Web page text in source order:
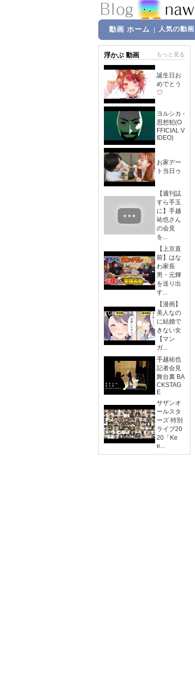
動画 ホーム 人気の動画
浮かぶ 動画 もっと見る
誕生日お
めでとう
♡
ヨルシカ -
思想犯(O
FFICIAL V
IDEO)
お家デー
ト当日ゥ
【週刊誌
すら手玉
に】手越
祐也さん
の会見
を...
【上京直
前】はな
わ家長
男・元輝
を送り出
す...
【漫画】
美人なの
に結婚で
きない女
【マン
ガ...
手越祐也
記者会見
舞台裏 BA
CKSTAG
E
サザンオ
ールスタ
ーズ 特別
ライブ20
20「Ke
e...